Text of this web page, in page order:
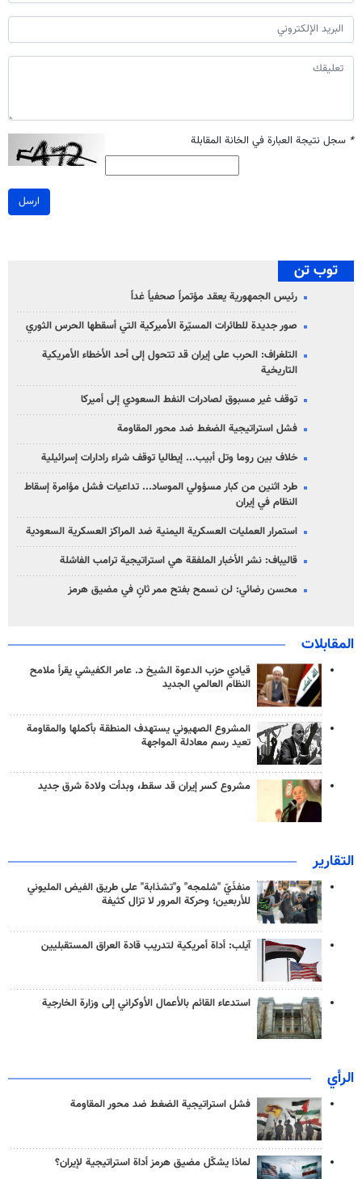
* سجل نتيجة العبارة في الخانة المقابلة
ارسل
توب تن
رئيس الجمهورية يعقد مؤتمراً صحفياً غداً
صور جديدة للطائرات المسيّرة الأميركية التي أسقطها الحرس الثوري
التلغراف: الحرب على إيران قد تتحول إلى أحد الأخطاء الأمريكية
التاريخية
توقف غير مسبوق لصادرات النفط السعودي إلى أميركا
فشل استراتيجية الضغط ضد محور المقاومة
خلاف بين روما وتل أبيب... إيطاليا توقف شراء رادارات إسرائيلية
طرد اثنين من كبار مسؤولي الموساد... تداعيات فشل مؤامرة إسقاط
النظام في إيران
استمرار العمليات العسكرية اليمنية ضد المراكز العسكرية السعودية
قاليباف: نشر الأخبار الملفقة هي استراتيجية ترامب الفاشلة
محسن رضائي: لن نسمح بفتح ممر ثانٍ في مضيق هرمز
المقابلات
قيادي حزب الدعوة الشيخ د. عامر الكفيشي يقرأ ملامح
النظام العالمي الجديد
المشروع الصهيوني يستهدف المنطقة بأكملها والمقاومة
تعيد رسم معادلة المواجهة
مشروع كسر إيران قد سقط، وبدأت ولادة شرق جديد
التقارير
منفذَيّ "شلمجه" و"تشذابة" على طريق الفيض المليوني
للأربعين؛ وحركة المرور لا تزال كثيفة
آيلب: أداة أمريكية لتدريب قادة العراق المستقبليين
استدعاء القائم بالأعمال الأوكراني إلى وزارة الخارجية
الرأي
فشل استراتيجية الضغط ضد محور المقاومة
لماذا يشكّل مضيق هرمز أداة استراتيجية لإيران؟